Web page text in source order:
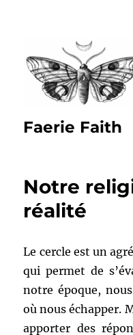
Faerie Faith
Notre
réalité
Le cercle est un
qui permet de
notre époque,
où nous échapper.
apporter des